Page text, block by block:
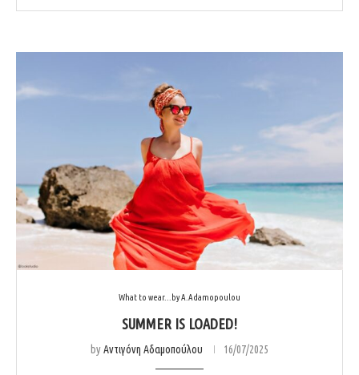
What to wear...by A.Adamopoulou
SUMMER IS LOADED!
byΑντιγόνη Αδαμοπούλου 16/07/2025